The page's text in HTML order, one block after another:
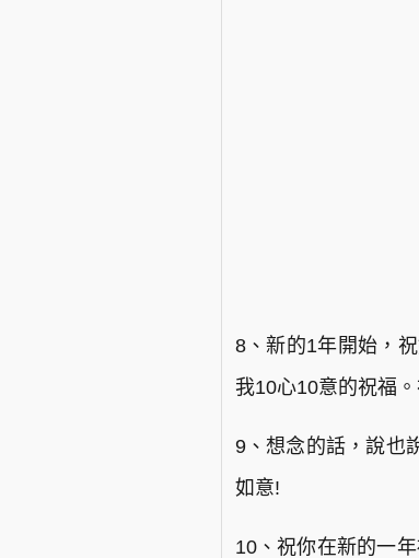
8、新的1年開始，
我10心10意的祝福
9、想念的話，說也
如意!
10、祝你在新的一